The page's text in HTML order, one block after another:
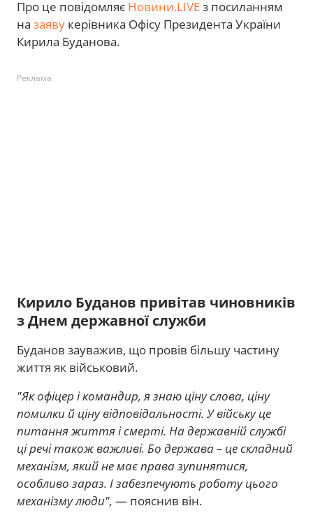
Про це повідомляє Новини.LIVEз посиланням
на заяву керівника Офісу Президента України
Кирила Буданова.
Реклама
Кирило Буданов привітав чиновників
з Днем державної служби
Буданов зауважив, що провів більшу частину
життя як військовий.
"Як офіцер і командир, я знаю ціну слова, ціну
помилки й ціну відповідальності. У війську це
питання життя і смерті. На державній службі
ці речі також важливі. Бо держава – це складний
механізм, який не має права зупинятися,
особливо зараз. І забезпечують роботу цього
механізму люди", — пояснив він.